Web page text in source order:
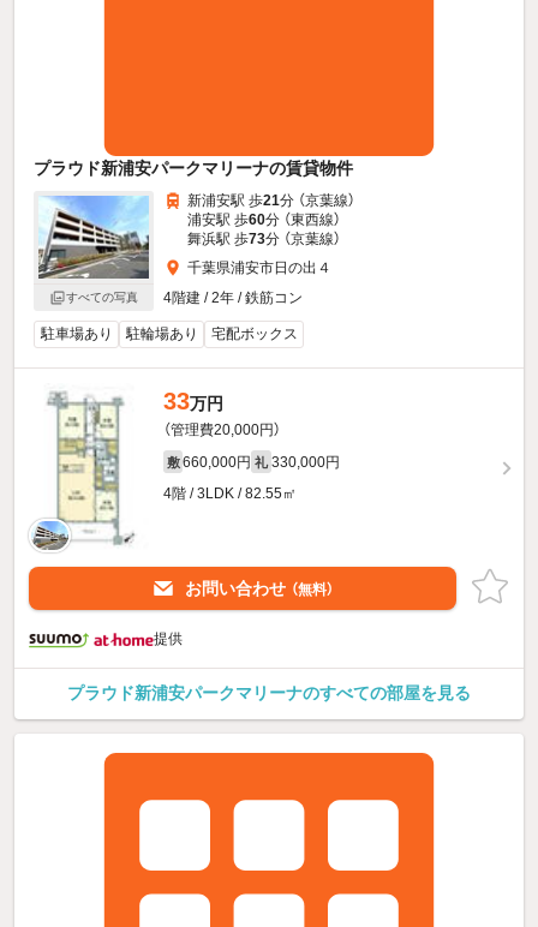
プラウド新浦安パークマリーナの賃貸物件
すべての写真
新浦安駅 歩21分 （京葉線）
浦安駅 歩60分 （東西線）
舞浜駅 歩73分 （京葉線）
千葉県浦安市日の出４
4階建 / 2年 / 鉄筋コン
駐車場あり 駐輪場あり 宅配ボックス
33万円
（管理費20,000円）
敷 660,000円 礼 330,000円
4階 / 3LDK / 82.55㎡
お問い合わせ （無料）
提供
プラウド新浦安パークマリーナのすべての部屋を見る